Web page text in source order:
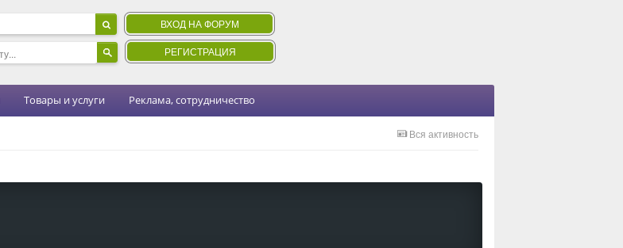
ВХОД НА ФОРУМ
РЕГИСТРАЦИЯ
Товары и услуги Реклама, сотрудничество
Вся активность